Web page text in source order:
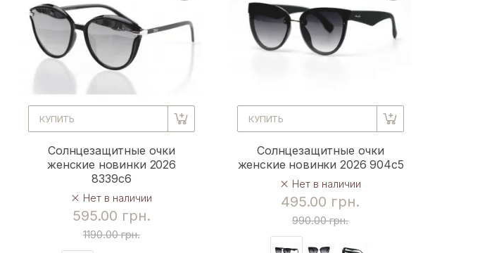
КУПИТЬ
Солнцезащитные очки
женские новинки 2026
8339c6
Нет в наличии
595.00 грн.
1190.00 грн.
КУПИТЬ
Солнцезащитные очки
женские новинки 2026 904c5
Нет в наличии
495.00 грн.
990.00 грн.